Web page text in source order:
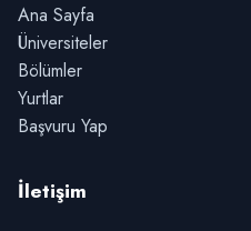
Ana Sayfa
Üniversiteler
Bölümler
Yurtlar
Başvuru Yap
İletişim